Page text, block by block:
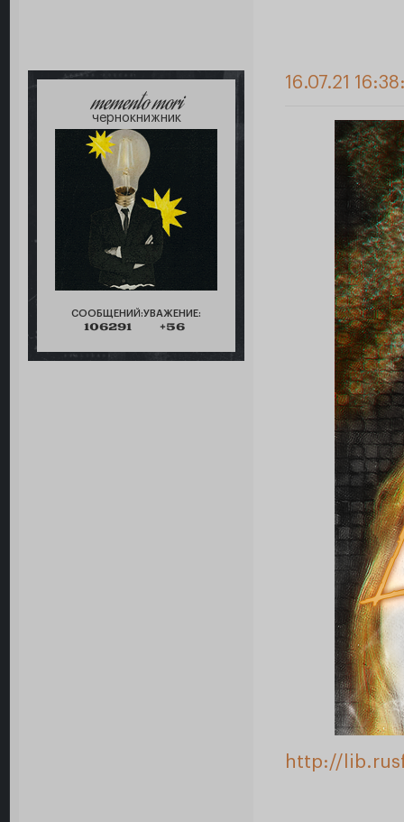
memento mori
чернокнижник
СООБЩЕНИЙ:
106291
УВАЖЕНИЕ:
+56
16.07.21
http://